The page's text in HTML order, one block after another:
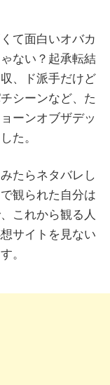
て面白いオバカ
ない？起承転結
、ド派手だけど
シーンなど、た
ーンオブザデッ
た。
たらネタバレし
観られた自分は
これから観る人
サイトを見ない
。